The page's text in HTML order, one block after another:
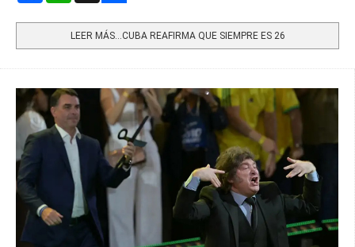
LEER MÁS…CUBA REAFIRMA QUE SIEMPRE ES 26